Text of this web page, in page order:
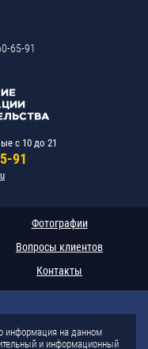
65-91
c 10 до 21
91
Фотографии
Вопросы клиентов
Контакты
информация на данном
и информационный